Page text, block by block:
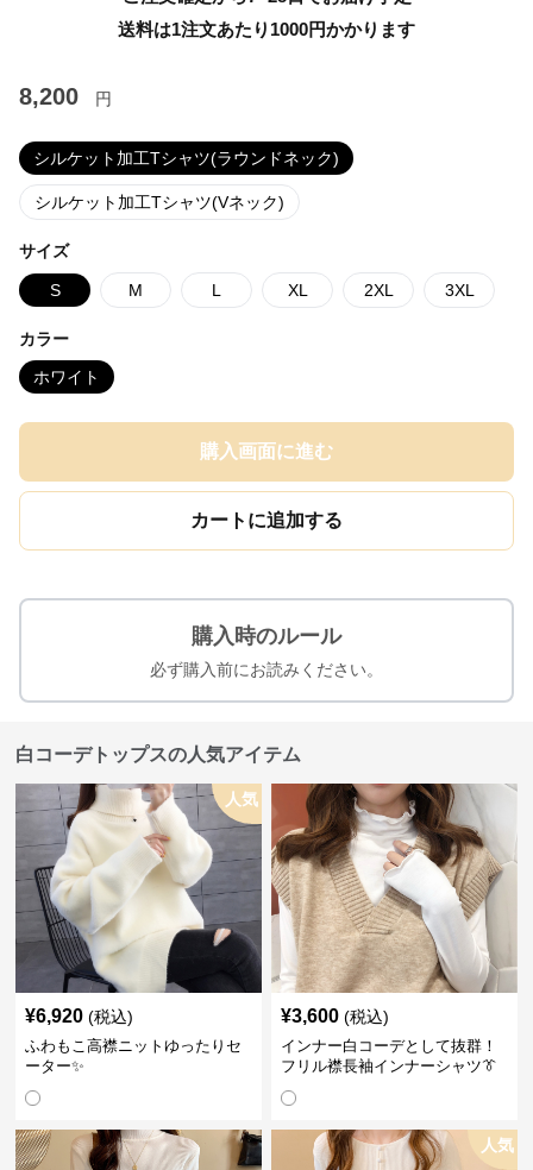
送料は1注文あたり 1000円かかります
8,200 円
シルケット加工Tシャツ(ラウンドネック)
シルケット加工Tシャツ(Vネック)
サイズ
S M L XL 2XL 3XL
カラー
ホワイト
購入画面に進む
カートに追加する
購入時のルール
必ず購入前にお読みください。
白コーデトップスの人気アイテム
人気
¥6,920 (税込)
ふわもこ高襟ニットゆったりセ
ーター✨
¥3,600 (税込)
インナー白コーデとして抜群！
フリル襟長袖インナーシャツ👔
人気